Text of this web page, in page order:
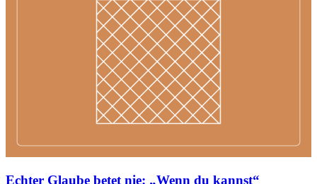
Echter Glaube betet nie: „Wenn du kannst“